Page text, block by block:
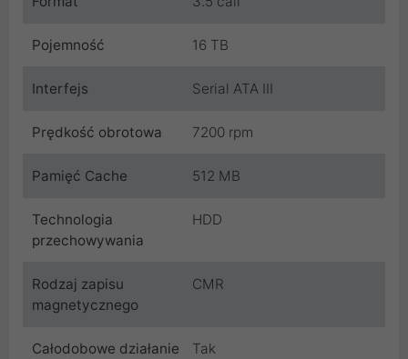
Pojemność 16 TB
Interfejs Serial ATA III
Prędkość obrotowa 7200 rpm
Pamięć Cache 512 MB
Technologia
przechowywania
HDD
Rodzaj zapisu
magnetycznego
CMR
Całodobowe działanie
Tak